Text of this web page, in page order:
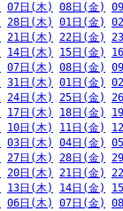
07日(木) 08日(金)
28日(木) 01日(金)
21日(木) 22日(金)
14日(木) 15日(金)
07日(木) 08日(金)
31日(木) 01日(金)
24日(木) 25日(金)
17日(木) 18日(金)
10日(木) 11日(金)
03日(木) 04日(金)
27日(木) 28日(金)
20日(木) 21日(金)
13日(木) 14日(金)
06日(木) 07日(金)